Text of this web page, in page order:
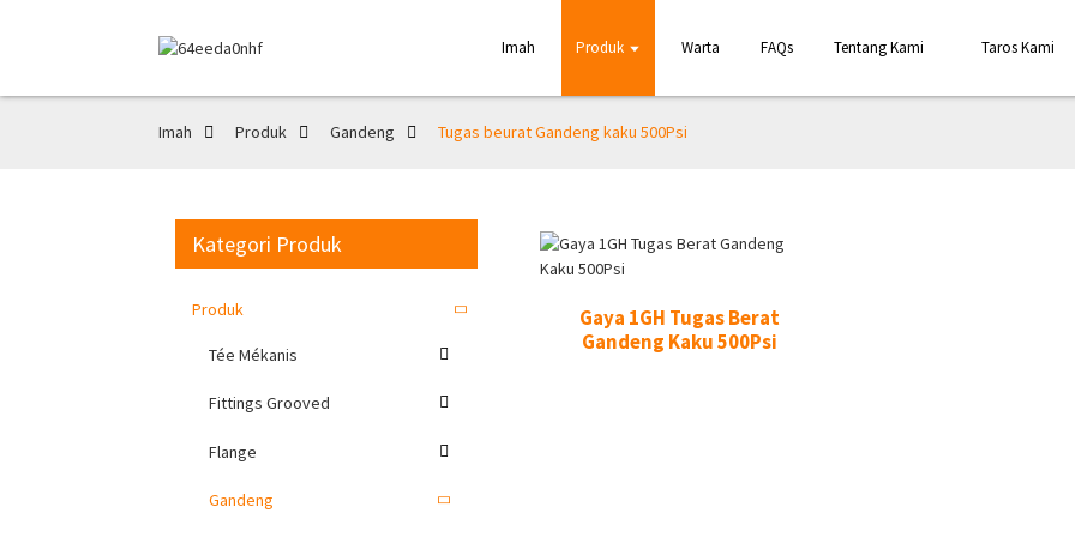
Imah Produk Warta FAQs Tentang Kami Taros Kami
Imah Produk Gandeng Tugas beurat Gandeng kaku 500Psi
Kategori Produk
Produk
Tée Mékanis
Fittings Grooved
Flange
Gandeng
Gaya 1GH Tugas Berat
Gandeng Kaku 500Psi